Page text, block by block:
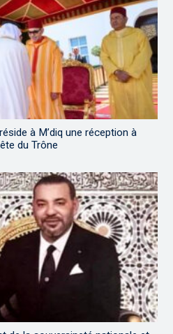
à M’diq une réception à
du Trône